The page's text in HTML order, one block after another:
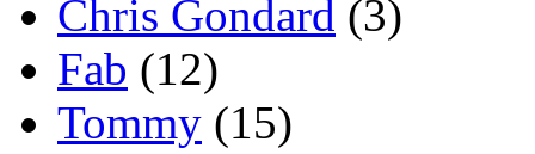
Chris Gondard (3)
Fab (12)
Tommy (15)